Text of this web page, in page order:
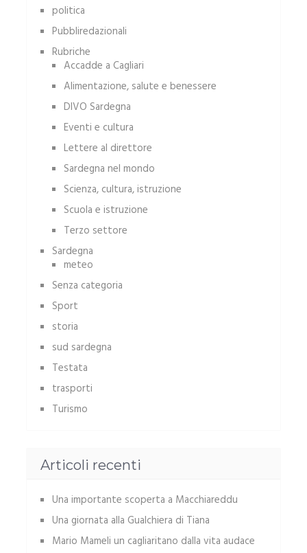
politica
Pubbliredazionali
Rubriche
Accadde a Cagliari
Alimentazione, salute e benessere
DIVO Sardegna
Eventi e cultura
Lettere al direttore
Sardegna nel mondo
Scienza, cultura, istruzione
Scuola e istruzione
Terzo settore
Sardegna
meteo
Senza categoria
Sport
storia
sud sardegna
Testata
trasporti
Turismo
Articoli recenti
Una importante scoperta a Macchiareddu
Una giornata alla Gualchiera di Tiana
Mario Mameli un cagliaritano dalla vita audace